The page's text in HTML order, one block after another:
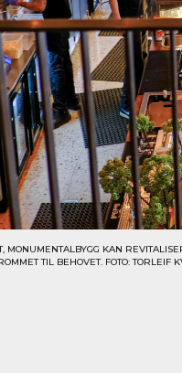
MONUMENTALBYGG KAN
TIL BEHOVET. FOTO: TORLEIF